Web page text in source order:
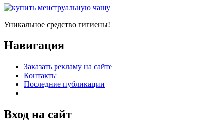
Уникальное средство гигиены!
Навигация
Заказать рекламу на сайте
Контакты
Последние публикации
Вход на сайт